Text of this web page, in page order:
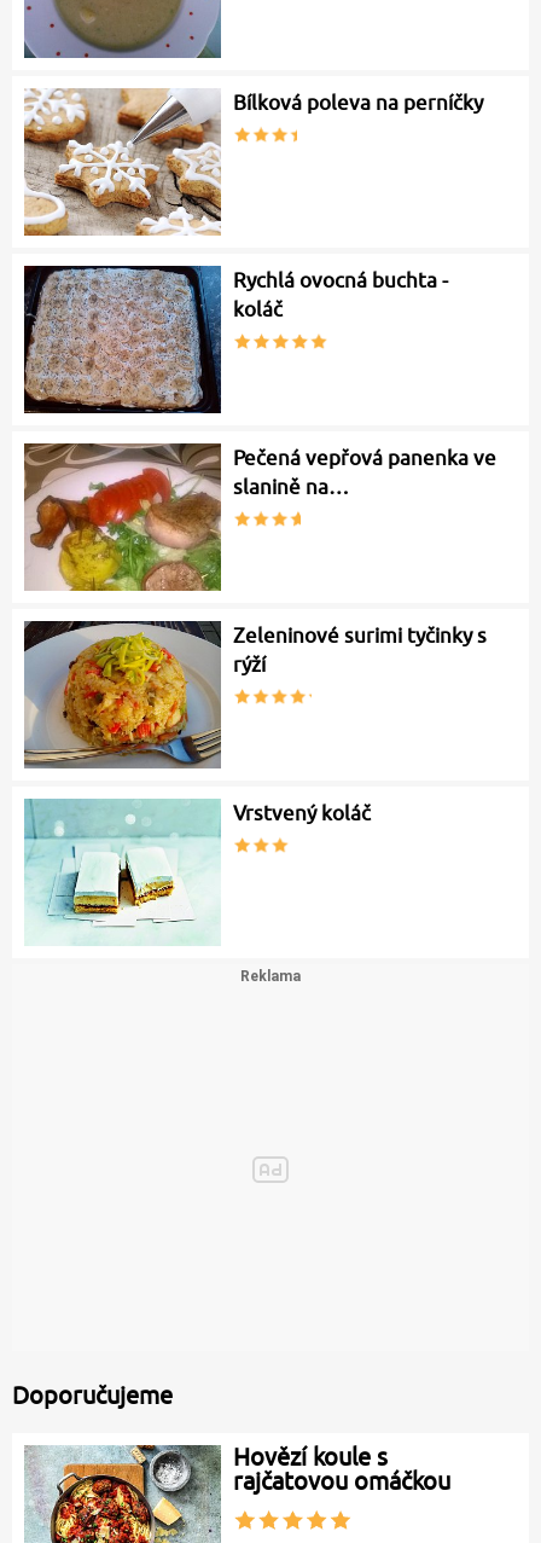
Bílková poleva na perníčky
Rychlá ovocná buchta -
koláč
Pečená vepřová panenka ve
slanině na…
Zeleninové surimi tyčinky s
rýží
Vrstvený koláč
Doporučujeme
Hovězí koule s
rajčatovou omáčkou